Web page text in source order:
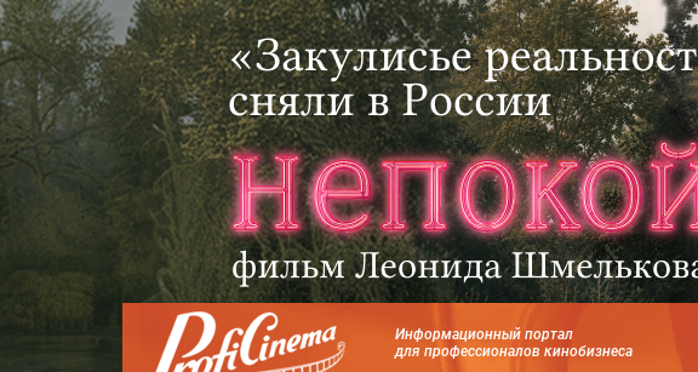
Информационный портал
для профессионалов кинобизнеса